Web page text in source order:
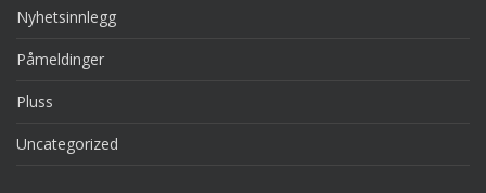
Nyhetsinnlegg
Påmeldinger
Pluss
Uncategorized